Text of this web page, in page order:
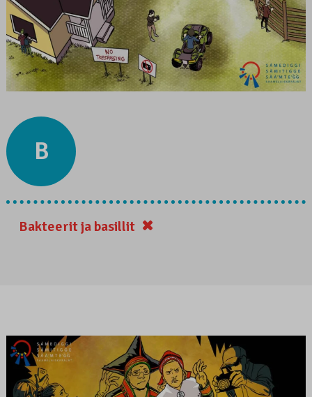
B
Bakteerit ja basillit